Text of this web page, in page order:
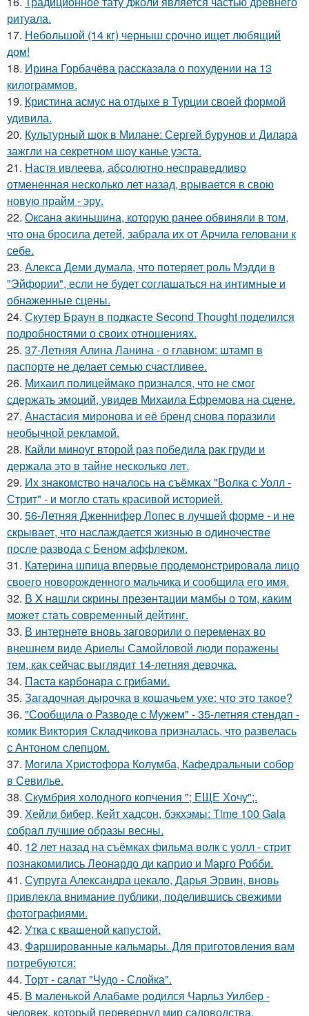
ритуала.
17. Небольшой (14 кг) черныш срочно ищет любящий
дом!
18. Ирина Горбачёва рассказала о похудении на 13
килограммов.
19. Кристина асмус на отдыхе в Турции своей формой
удивила.
20. Культурный шок в Милане: Сергей бурунов и Дилара
зажгли на секретном шоу канье уэста.
21. Настя ивлеева, абсолютно несправедливо
отмененная несколько лет назад, врывается в свою
новую прайм - эру.
22. Оксана акиньшина, которую ранее обвиняли в том,
что она бросила детей, забрала их от Арчила геловани к
себе.
23. Алекса Деми думала, что потеряет роль Мэдди в
"Эйфории", если не будет соглашаться на интимные и
обнаженные сцены.
24. Скутер Браун в подкасте Second Thought поделился
подробностями о своих отношениях.
25. 37-Летняя Алина Ланина - о главном: штамп в
паспорте не делает семью счастливее.
26. Михаил полицеймако признался, что не смог
сдержать эмоций, увидев Михаила Ефремова на сцене.
27. Анастасия миронова и её бренд снова поразили
необычной рекламой.
28. Кайли миноуг второй раз победила рак груди и
держала это в тайне несколько лет.
29. Их знакомство началось на съёмках "Волка с Уолл -
Стрит" - и могло стать красивой историей.
30. 56-Летняя Дженнифер Лопес в лучшей форме - и не
скрывает, что наслаждается жизнью в одиночестве
после развода с Беном аффлеком.
31. Катерина шпица впервые продемонстрировала лицо
своего новорожденного мальчика и сообщила его имя.
32. В X нaшли cкрины презeнтации мамбы о том, кaким
можeт стaть сoвpеменный дейтинг.
33. В интернете вновь заговорили о переменах во
внешнем виде Ариелы Самойловой люди поражены
тем, как сейчас выглядит 14-летняя девочка.
34. Паста карбонара с грибами.
35. Загадочная дырочка в кошачьем ухе: что это такое?
36. "Сообщила о Разводе с Мужем" - 35-летняя стендап -
комик Виктория Складчикова призналась, что развелась
с Антоном слепцом.
37. Могила Христофора Колумба, Кафедральныи собор
в Севилье.
38. Скумбрия холодного копчения "; ЕЩЕ Хочу";.
39. Хейли бибер, Кейт хадсон, бэкхэмы: Time 100 Gala
собрал лучшие образы весны.
40. 12 лет назад на съёмках фильма волк с уолл - стрит
познакомились Леонардо ди каприо и Марго Робби.
41. Супруга Александра цекало, Дарья Эрвин, вновь
привлекла внимание публики, поделившись свежими
фотографиями.
42. Утка с квашеной капустой.
43. Фаршированные кальмары. Для приготовления вам
потребуются:
44. Торт - салат "Чудо - Слойка".
45. В маленькой Алабаме родился Чарльз Уилбер -
человек, который перевернул мир садоводства.